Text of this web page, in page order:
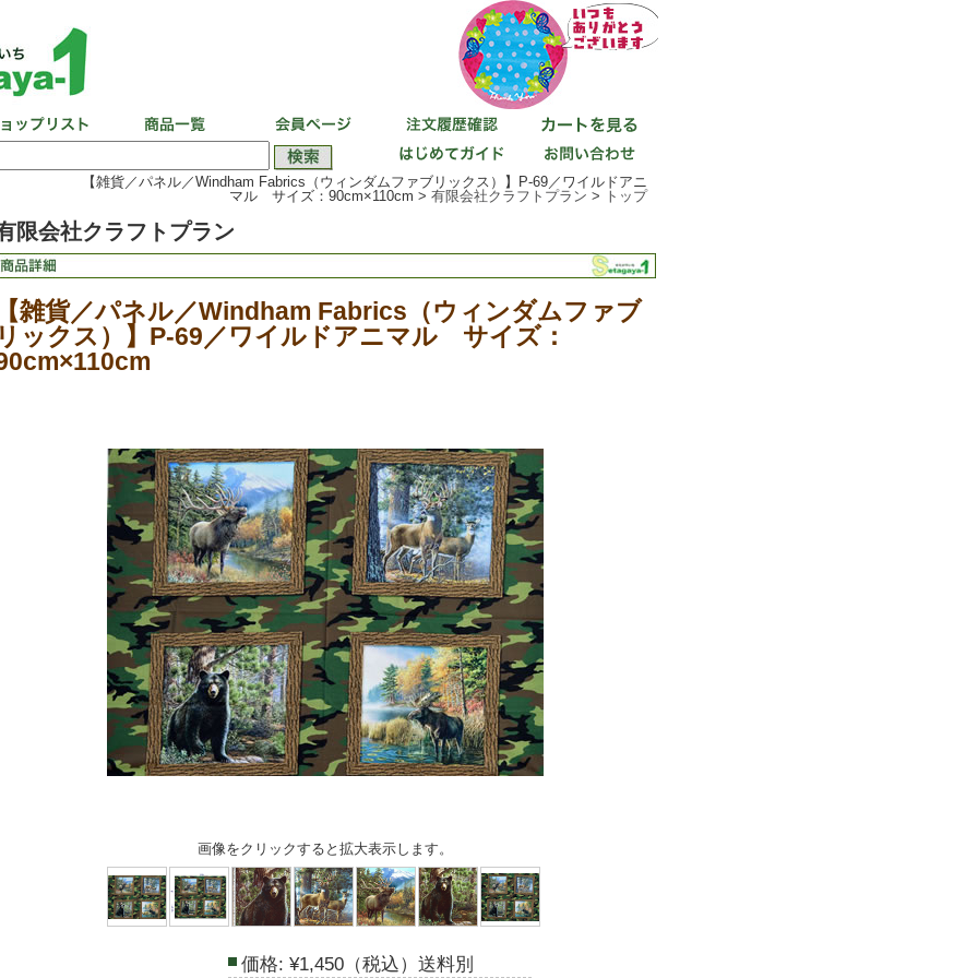
【雑貨／パネル／Windham Fabrics（ウィンダムファブリックス）】P-69／ワイルドアニ
マル サイズ：90cm×110cm > 有限会社クラフトプラン > トップ
限会社クラフトプラン
雑貨／パネル／Windham Fabrics（ウィンダムファブ
ックス）】P-69／ワイルドアニマル サイズ：
画像をクリックすると拡大表示します。
価格: ¥1,450（税込）送料別